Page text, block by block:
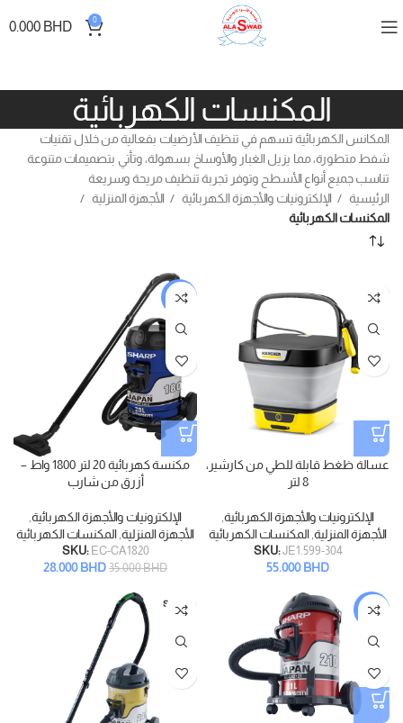
0
0.000 BHD
المكنسات الكهربائية
المكانس الكهربائية تسهم في تنظيف الأرضيات بفعالية من خلال تقنيات
شفط متطورة، مما يزيل الغبار والأوساخ بسهولة، وتأتي بتصميمات متنوعة
تناسب جميع أنواع الأسطح وتوفر تجربة تنظيف مريحة وسريعة
الرئيسية
الإلكترونيات والأجهزة الكهربائية
الأجهزة المنزلية
المكنسات الكهربائية
عسالة ظغط قابلة للطي من كارشير،
8 لتر
الإلكترونيات والأجهزة الكهربائية
الأجهزة المنزلية المكنسات الكهربائية
SKU:JE1.599-304
55.000BHD
-20%
مكنسة كهربائية 20 لتر 1800 واط –
أزرق من شارب
الإلكترونيات والأجهزة الكهربائية
الأجهزة المنزلية المكنسات الكهربائية
SKU: EC-CA1820
35.000BHD
28.000BHD
-18%
SOLD
OUT